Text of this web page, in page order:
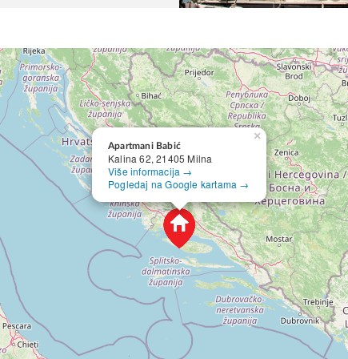
Apartmani Babić
Kalina 62, 21405 Milna
Više informacija →
Pogledaj na Google kartama →
×